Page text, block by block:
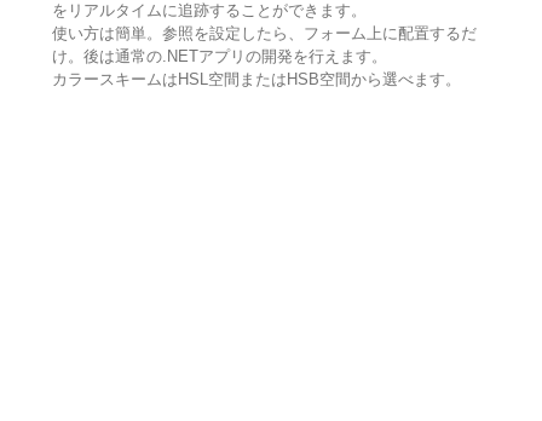
をリアルタイムに追跡することができます。
使い方は簡単。参照を設定したら、フォーム上に配置するだ
け。後は通常の.NETアプリの開発を行えます。
カラースキームはHSL空間またはHSB空間から選べます。